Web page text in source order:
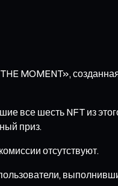
MOMENT»,
все шесть NFT из
приз.
отсутствуют.